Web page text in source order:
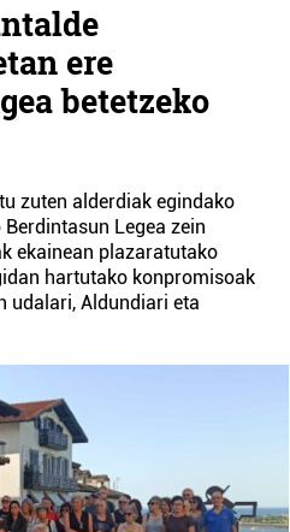
ere
betetzeko
zuten alderdiak egindako
Legea zein
ekainean plazaratutako
hartutako konpromisoak
udalari, Aldundiari eta